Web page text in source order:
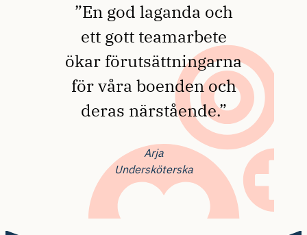
”En god laganda och
ett gott teamarbete
ökar förutsättningarna
för våra boenden och
deras närstående.”
Arja
Undersköterska